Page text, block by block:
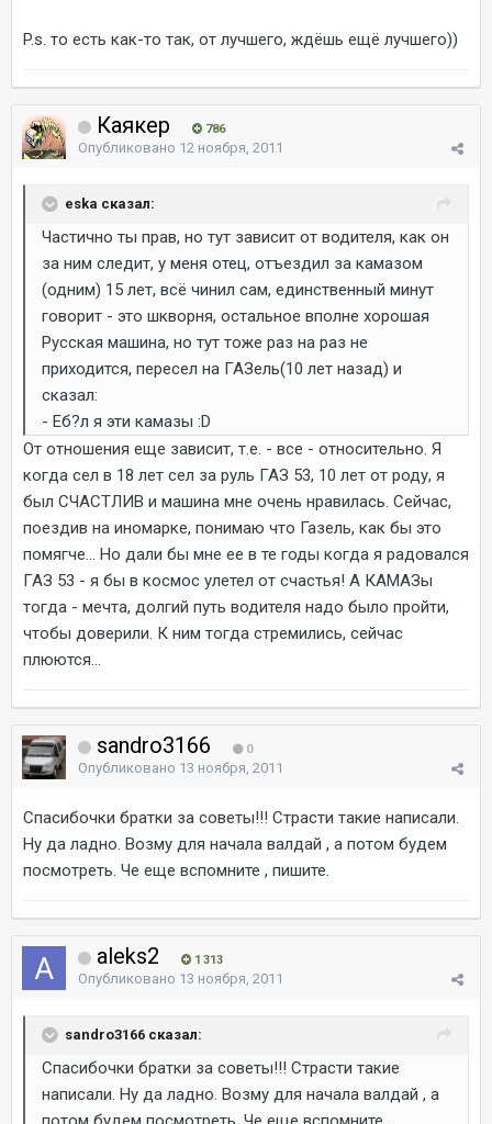
P.s. то есть как-то так, от лучшего, ждёшь ещё лучшего))
Каякер 786
Опубликовано 12 ноября, 2011
eska сказал:
Частично ты прав, но тут зависит от водителя, как он
за ним следит, у меня отец, отъездил за камазом
(одним) 15 лет, всё чинил сам, единственный минут
говорит - это шкворня, остальное вполне хорошая
Русская машина, но тут тоже раз на раз не
приходится, пересел на ГАЗель(10 лет назад) и
сказал:
- Еб?л я эти камазы :D
От отношения еще зависит, т.е. - все - относительно. Я
когда сел в 18 лет сел за руль ГАЗ 53, 10 лет от роду, я
был СЧАСТЛИВ и машина мне очень нравилась. Сейчас,
поездив на иномарке, понимаю что Газель, как бы это
помягче... Но дали бы мне ее в те годы когда я радовался
ГАЗ 53 - я бы в космос улетел от счастья! А КАМАЗы
тогда - мечта, долгий путь водителя надо было пройти,
чтобы доверили. К ним тогда стремились, сейчас
плюются...
sandro3166 0
Опубликовано 13 ноября, 2011
Спасибочки братки за советы!!! Страсти такие написали.
Ну да ладно. Возму для начала валдай , а потом будем
посмотреть. Че еще вспомните , пишите.
aleks2 1 313
Опубликовано 13 ноября, 2011
sandro3166 сказал:
Спасибочки братки за советы!!! Страсти такие
написали. Ну да ладно. Возму для начала валдай , а